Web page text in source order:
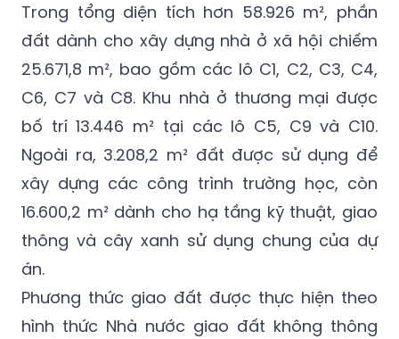
Trong tổng diện tích hơn 58.926 m², phần
đất dành cho xây dựng nhà ở xã hội chiếm
25.671,8 m², bao gồm các lô C1, C2, C3, C4,
C6, C7 và C8. Khu nhà ở thương mại được
bố trí 13.446 m² tại các lô C5, C9 và C10.
Ngoài ra, 3.208,2 m² đất được sử dụng để
xây dựng các công trình trường học, còn
16.600,2 m² dành cho hạ tầng kỹ thuật, giao
thông và cây xanh sử dụng chung của dự
án.
Phương thức giao đất được thực hiện theo
hình thức Nhà nước giao đất không thông